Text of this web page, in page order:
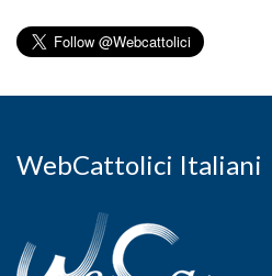
WebCattolici Italiani